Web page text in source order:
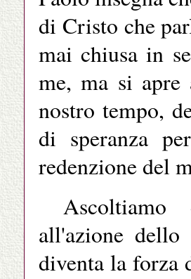
di Cristo che
mai chiusa in
me, ma si apre
nostro tempo,
di speranza
redenzione del
all'azione
diventa la forza